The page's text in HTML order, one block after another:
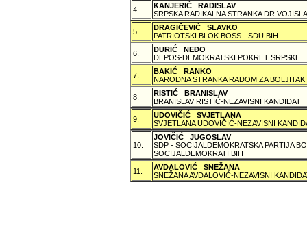
4.
KANJERIĆ RADISLAV
SRPSKA RADIKALNA STRANKA DR
5.
DRAGIČEVIĆ SLAVKO
PATRIOTSKI BLOK BOSS - SDU BIH
6.
ÐURIĆ NEÐO
DEPOS-DEMOKRATSKI POKRET SRPSKE
7.
BAKIĆ RANKO
NARODNA STRANKA RADOM ZA BOLJITAK
8.
RISTIĆ BRANISLAV
BRANISLAV RISTIĆ-NEZAVISNI KANDIDAT
9.
UDOVIČIĆ SVJETLANA
SVJETLANA UDOVIČIĆ-NEZAVISNI
10.
JOVIČIĆ JUGOSLAV
SDP - SOCIJALDEMOKRATSKA PARTIJA
SOCIJALDEMOKRATI BIH
11.
AVDALOVIĆ SNEŽANA
SNEŽANA AVDALOVIĆ-NEZAVISNI